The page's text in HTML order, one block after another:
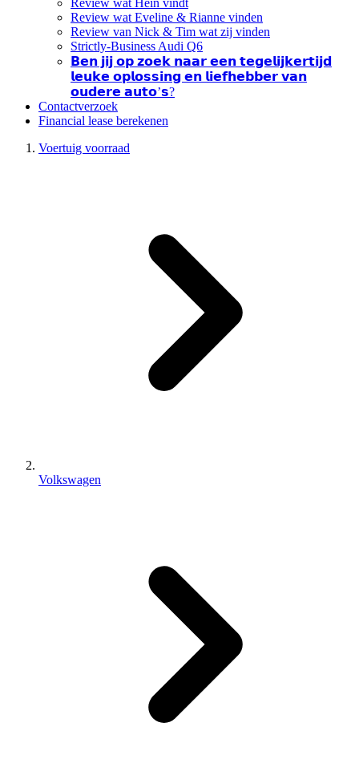
Review wat Hein vindt
Review wat Eveline & Rianne vinden
Review van Nick & Tim wat zij vinden
Strictly-Business Audi Q6
𝗕𝗲𝗻 𝗷𝗶𝗷 𝗼𝗽 𝘇𝗼𝗲𝗸 𝗻𝗮𝗮𝗿 𝗲𝗲𝗻 𝘁𝗲𝗴𝗲𝗹𝗶𝗷𝗸𝗲𝗿𝘁𝗶𝗷𝗱
𝗹𝗲𝘂𝗸𝗲 𝗼𝗽𝗹𝗼𝘀𝘀𝗶𝗻𝗴 𝗲𝗻 𝗹𝗶𝗲𝗳𝗵𝗲𝗯𝗯𝗲𝗿 𝘃𝗮𝗻
𝗼𝘂𝗱𝗲𝗿𝗲 𝗮𝘂𝘁𝗼’𝘀?
Contactverzoek
Financial lease berekenen
Voertuig voorraad
Volkswagen